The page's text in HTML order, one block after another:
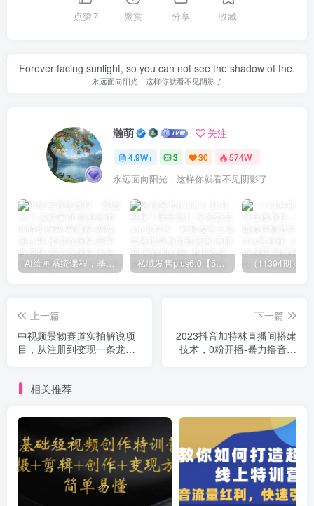
点赞7 赞赏 分享 收藏
Forever facing sunlight, so you can not see the shadow of the.
永远面向阳光，这样你就看不见阴影了
瀚萌 关注
4.9W+ 3 30 574W+
永远面向阳光，这样你就看不见阴影了
AI绘画系统课程，基础入门-实战案例-商业应用 私域发售plus6.0【5月份线下课录音】/全域套装sop流程包，社群发售工具套装模型
上一篇
中视频景物赛道实拍解说项
目，从注册到变现一条龙大
下一篇
2023抖音加特林直播间搭建
技术，0粉开播-暴力撸音浪
相关推荐